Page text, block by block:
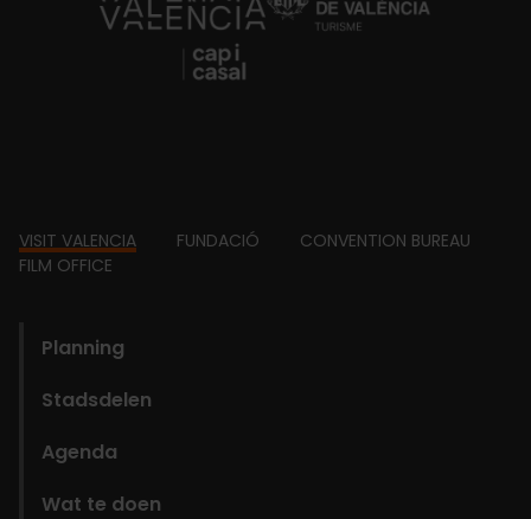
https://fundacion.visitvalencia.com/
Footer
VISIT VALENCIA FUNDACIÓ
CONVENTION BUREAU
FILM OFFICE
Planning
Stadsdelen
Agenda
Wat te doen